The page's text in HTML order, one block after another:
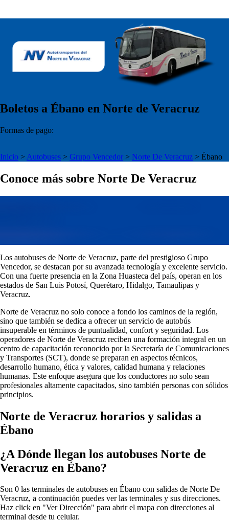
Boletos a Ébano en Norte de Veracruz
Formas de pago:
Inicio > Autobuses > Grupo Vencedor > Norte De Veracruz > Ébano
Conoce más sobre Norte De Veracruz
Los autobuses de Norte de Veracruz, parte del prestigioso Grupo
Vencedor, se destacan por su avanzada tecnología y excelente servicio.
Con una fuerte presencia en la Zona Huasteca del país, operan en los
estados de San Luis Potosí, Querétaro, Hidalgo, Tamaulipas y
Veracruz.
Norte de Veracruz no solo conoce a fondo los caminos de la región,
sino que también se dedica a ofrecer un servicio de autobús
insuperable en términos de puntualidad, confort y seguridad. Los
operadores de Norte de Veracruz reciben una formación integral en un
centro de capacitación reconocido por la Secretaría de Comunicaciones
y Transportes (SCT), donde se preparan en aspectos técnicos,
desarrollo humano, ética y valores, calidad humana y relaciones
humanas. Este enfoque asegura que los conductores no solo sean
profesionales altamente capacitados, sino también personas con sólidos
principios.
Norte de Veracruz horarios y salidas a
Ébano
¿A Dónde llegan los autobuses Norte de
Veracruz en Ébano?
Son 0 las terminales de autobuses en Ébano con salidas de Norte De
Veracruz, a continuación puedes ver las terminales y sus direcciones.
Haz click en "Ver Dirección" para abrir el mapa con direcciones al
terminal desde tu celular.